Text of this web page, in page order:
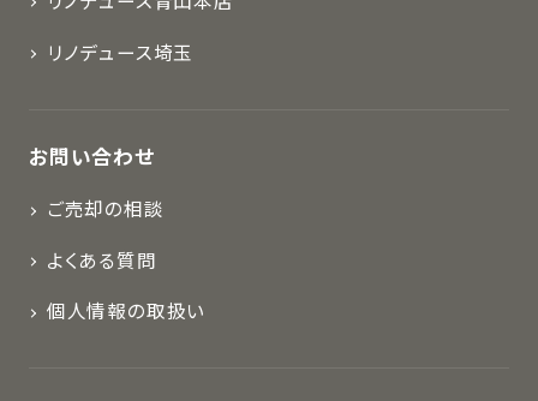
リノデュース埼玉
お問い合わせ
ご売却の相談
よくある質問
個人情報の取扱い